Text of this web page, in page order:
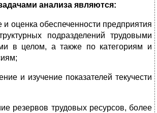
анализа являются:
и оценка обеспеченности предприятия
подразделений трудовыми
в целом, а также по категориям и
и изучение показателей текучести
резервов трудовых ресурсов, более